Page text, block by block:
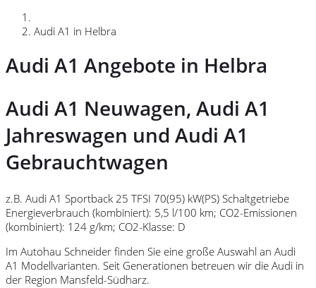
Audi A1 in Helbra
Audi A1 Angebote in Helbra
Audi A1 Neuwagen, Audi A1
Jahreswagen und Audi A1
Gebrauchtwagen
z.B. Audi A1 Sportback 25 TFSI 70(95) kW(PS) Schaltgetriebe
Energieverbrauch (kombiniert): 5,5 l/100 km; CO2-Emissionen
(kombiniert): 124 g/km; CO2-Klasse: D
Im Autohau Schneider finden Sie eine große Auswahl an Audi
A1 Modellvarianten. Seit Generationen betreuen wir die Audi in
der Region Mansfeld-Südharz.